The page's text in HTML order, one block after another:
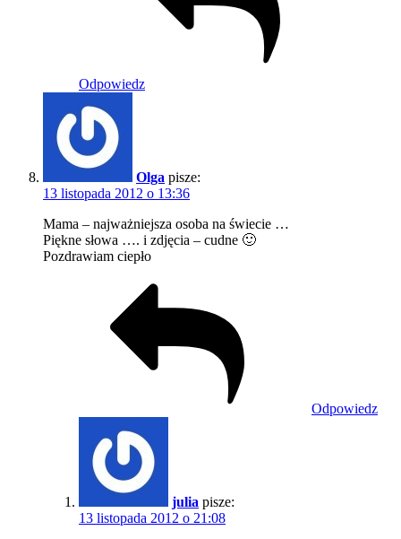
Odpowiedz
Olga pisze:
13 listopada 2012 o 13:36
Mama – najważniejsza osoba na świecie …
Piękne słowa …. i zdjęcia – cudne 🙂
Pozdrawiam ciepło
Odpowiedz
julia pisze:
13 listopada 2012 o 21:08